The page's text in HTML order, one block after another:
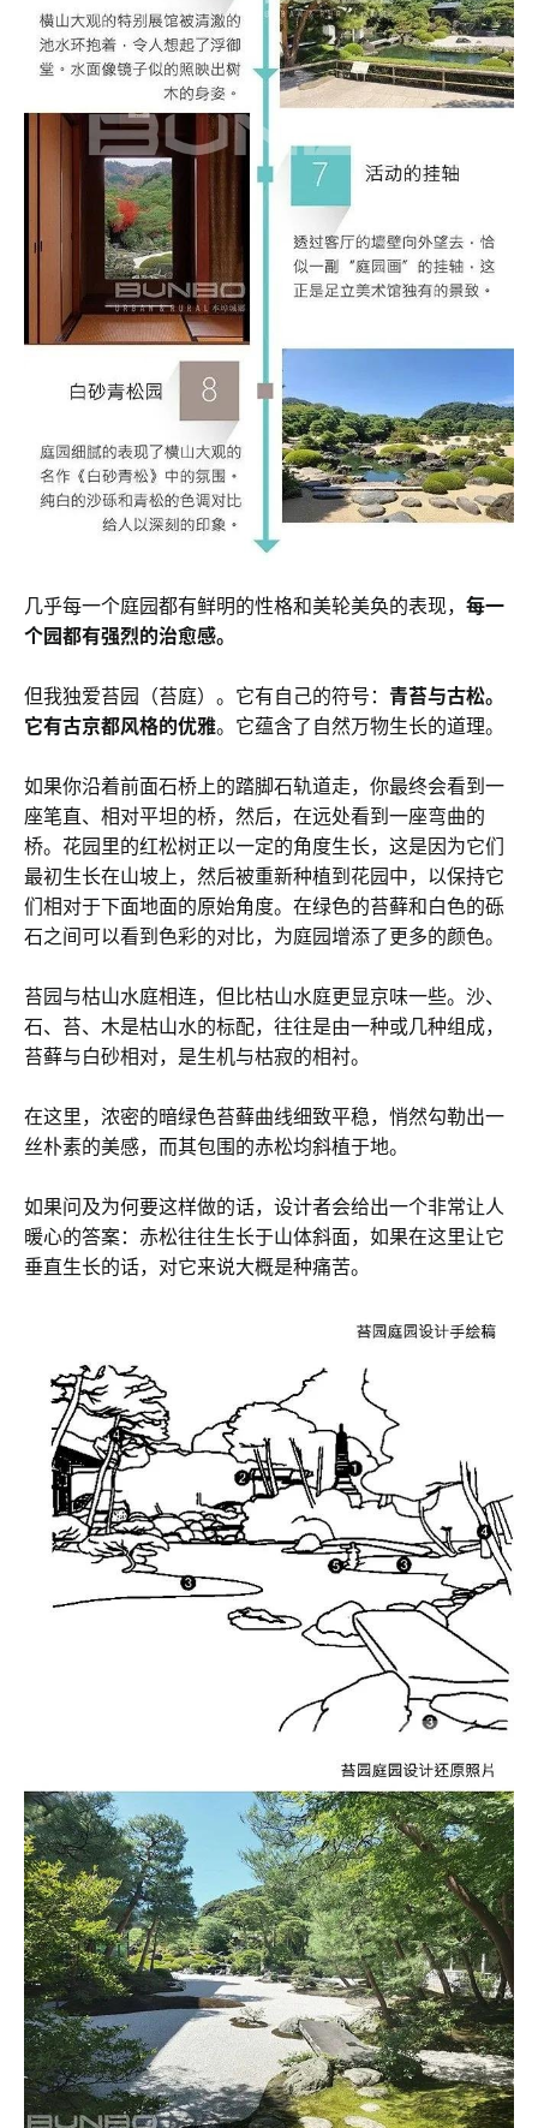
几乎每一个庭园都有鲜明的性格和美轮美奂的表现， 每一
个园都有强烈的治愈感。
但我独爱苔园（苔庭）。它有自己的符号： 青苔与古松。
它有古京都风格的优雅。它蕴含了自然万物生长的道理。
如果你沿着前面石桥上的踏脚石轨道走，你最终会看到一
座笔直、相对平坦的桥，然后，在远处看到一座弯曲的
桥。花园里的红松树正以一定的角度生长，这是因为它们
最初生长在山坡上，然后被重新种植到花园中，以保持它
们相对于下面地面的原始角度。在绿色的苔藓和白色的砾
石之间可以看到色彩的对比，为庭园增添了更多的颜色。
苔园与枯山水庭相连，但比枯山水庭更显京味一些。沙、
石、苔、木是枯山水的标配，往往是由一种或几种组成，
苔藓与白砂相对，是生机与枯寂的相衬。
在这里，浓密的暗绿色苔藓曲线细致平稳，悄然勾勒出一
丝朴素的美感，而其包围的赤松均斜植于地。
如果问及为何要这样做的话，设计者会给出一个非常让人
暖心的答案：赤松往往生长于山体斜面，如果在这里让它
垂直生长的话，对它来说大概是种痛苦。